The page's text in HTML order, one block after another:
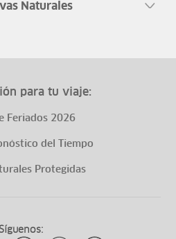
Naturales
para tu viaje:
Feriados 2026
del Tiempo
Protegidas
Síguenos: